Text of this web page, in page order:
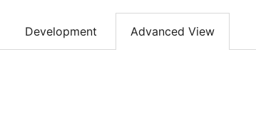
Development Advanced View